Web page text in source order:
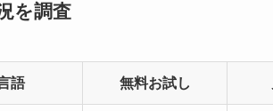
を調査
語 無料お試し